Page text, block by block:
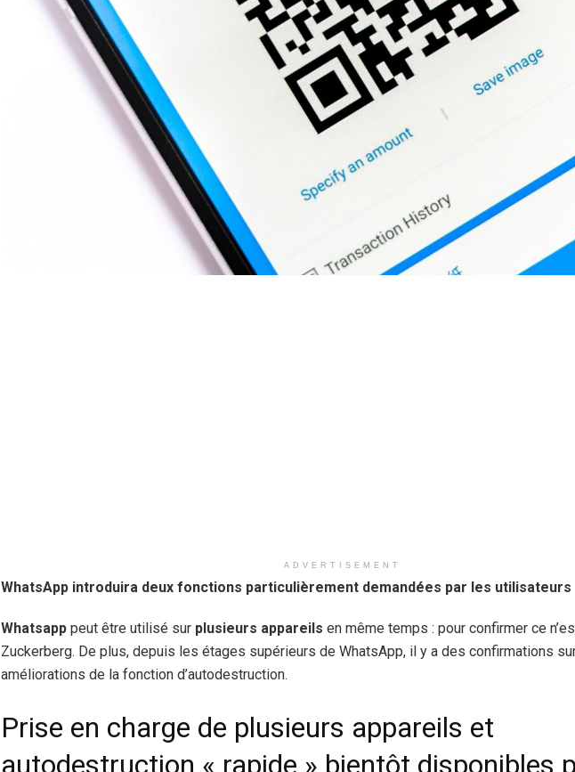
ADVERTISEMENT
WhatsApp introduira deux fonctions particulièrement demandées par les utilisateurs
Whatsapp peut être utilisé sur plusieurs appareils en même temps : pour confirmer ce
Zuckerberg. De plus, depuis les étages supérieurs de WhatsApp, il y a des confirmations
améliorations de la fonction d’autodestruction.
Prise en charge de plusieurs appareils et